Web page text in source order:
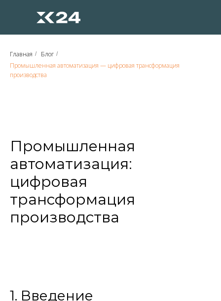
Главная / Блог /
Промышленная автоматизация — цифровая трансформация
производства
Промышленная
автоматизация:
цифровая
трансформация
производства
1. Введение